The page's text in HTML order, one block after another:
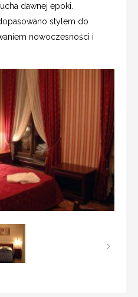
dawnej epoki.
stylem do
nowoczesności i